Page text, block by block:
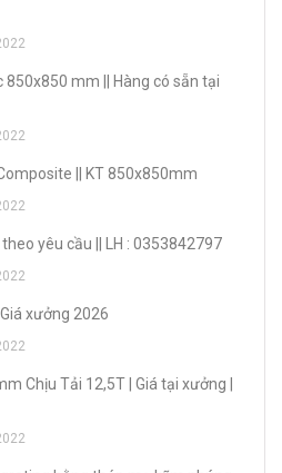
850x850 mm || Hàng có sẵn tại
|| KT 850x850mm
yêu cầu || LH : 0353842797
xưởng 2026
Chịu Tải 12,5T | Giá tại xưởng |